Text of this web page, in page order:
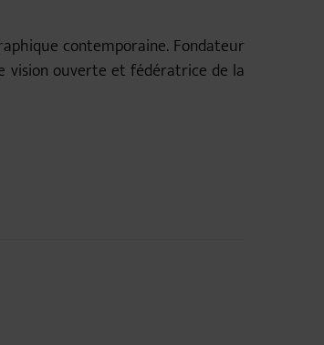
contemporaine. Fondateur
vision ouverte et fédératrice de la